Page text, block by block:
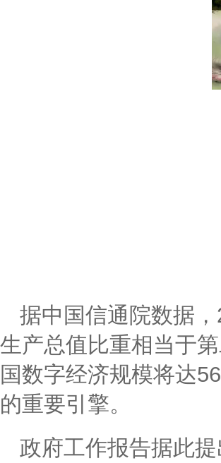
据中国信通院数据
生产总值比重相当于
国数字经济规模将达
的重要引擎。
政府工作报告据此